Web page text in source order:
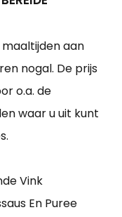
aan
nogal. De prijs
o.a. de
waar u uit kunt
Vink
En Puree